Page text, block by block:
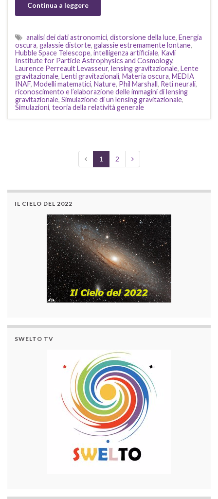
Continua a leggere
analisi dei dati astronomici, distorsione della luce, Energia
oscura, galassie distorte, galassie estremamente lontane,
Hubble Space Telescope, intelligenza artificiale, Kavli
Institute for Particle Astrophysics and Cosmology,
Laurence Perreault Levasseur, lensing gravitazionale, Lente
gravitazionale, Lenti gravitazionali, Materia oscura, MEDIA
INAF, Modelli matematici, Nature, Phil Marshall, Reti neurali,
riconoscimento e l’elaborazione delle immagini di lensing
gravitazionale, Simulazione di un lensing gravitazionale,
Simulazioni, teoria della relatività generale
1 2
IL CIELO DEL 2022
SWELTO TV